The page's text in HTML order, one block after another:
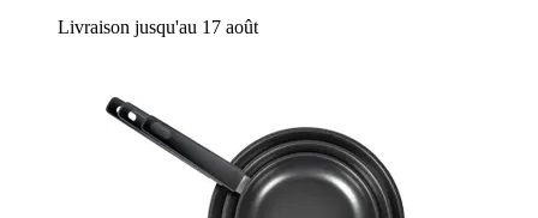
Livraison jusqu'au 17 août